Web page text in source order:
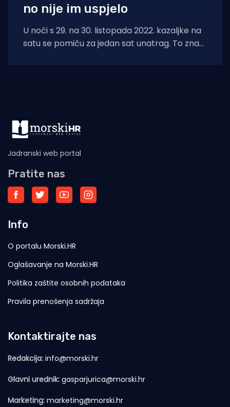
no nije im uspjelo
U noći s 29. na 30. listopada 2022. kazaljke na
satu se pomiču za jedan sat unatrag. To znači
Jadranski web portal
Pratite nas
Info
O portalu Morski.HR
Oglašavanje na Morski.HR
Politika zaštite osobnih podataka
Pravila prenošenja sadržaja
Kontaktirajte nas
Redakcija: info@morski.hr
Glavni urednik: gasparjurica@morski.hr
Marketing: marketing@morski.hr